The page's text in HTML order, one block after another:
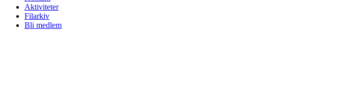
Aktiviteter
Filarkiv
Bli medlem